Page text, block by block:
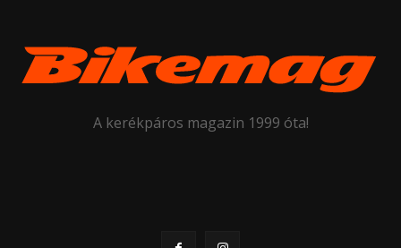
A kerékpáros magazin 1999 óta!